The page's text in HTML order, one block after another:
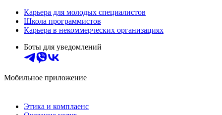
Карьера для молодых специалистов
Школа программистов
Карьера в некоммерческих организациях
Боты для уведомлений
Мобильное приложение
Этика и комплаенс